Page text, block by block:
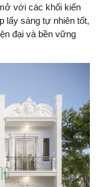
với các khối kiến
lấy sáng tự nhiên tốt,
đại và bền vững